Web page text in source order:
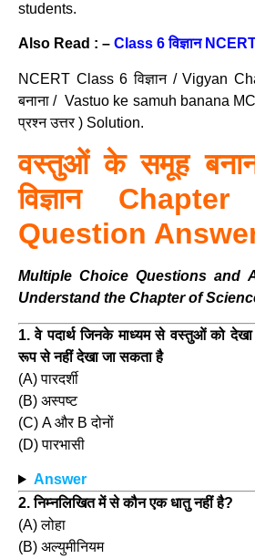
students.
Also Read : – Class 6 विज्ञान
NCERT Class 6 विज्ञान / Vigyan
बनाना / Vastuo ke samuh banana
प्रश्न उत्तर ) Solution.
वस्तुओं के समूह
विज्ञान
Question
Multiple Choice Questions and
Understand the Chapter of
1. वे पदार्थ जिनके माध्यम से वस्तुओं को
रूप से नहीं देखा जा सकता है
(A) पारदर्शी
(B) अस्पष्ट
(C) A और B दोनों
(D) पारभासी
Answer
2. निम्नलिखित में से कौन एक धातु नहीं है?
(A) लोहा
(B) अल्युमीनियम